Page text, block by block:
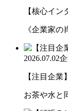
【核心イ
《企業家
2026.07.02
【注目企
お茶や水と